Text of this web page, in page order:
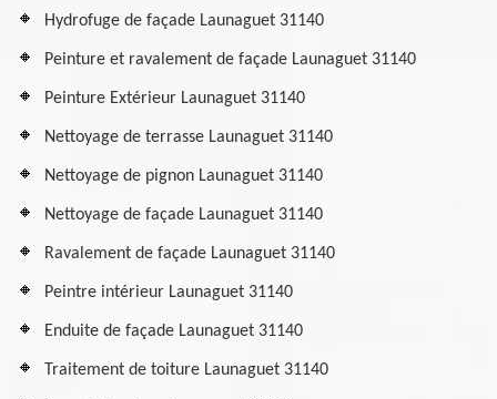
Hydrofuge de façade Launaguet 31140
Peinture et ravalement de façade Launaguet 31140
Peinture Extérieur Launaguet 31140
Nettoyage de terrasse Launaguet 31140
Nettoyage de pignon Launaguet 31140
Nettoyage de façade Launaguet 31140
Ravalement de façade Launaguet 31140
Peintre intérieur Launaguet 31140
Enduite de façade Launaguet 31140
Traitement de toiture Launaguet 31140